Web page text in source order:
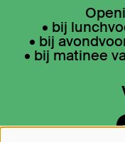
• bij
• bij
• bij matinee